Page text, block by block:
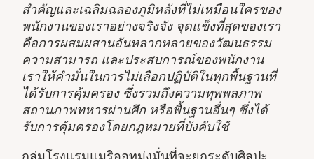
สำคัญและเฉลิมฉลองภูมิหลังที่ไม่เหมือนใครของ
พนักงานของเราอย่างจริงจัง จุดแข็งที่สุดของเรา
คือการผสมผสานอันหลากหลายของวัฒนธรรม
ความสามารถ และประสบการณ์ของพนักงาน
เราให้คำมั่นในการไม่เลือกปฏิบัติในทุกพื้นฐานที่
ได้รับการคุ้มครอง ซึ่งรวมถึงความทุพพลภาพ
สถานภาพทหารผ่านศึก หรือพื้นฐานอื่นๆ ซึ่งได้
รับการคุ้มครองโดยกฎหมายที่บังคับใช้
กลุ่มโรงแรมแมริออทมุ่งมั่นที่จะยกระดับศิลปะ